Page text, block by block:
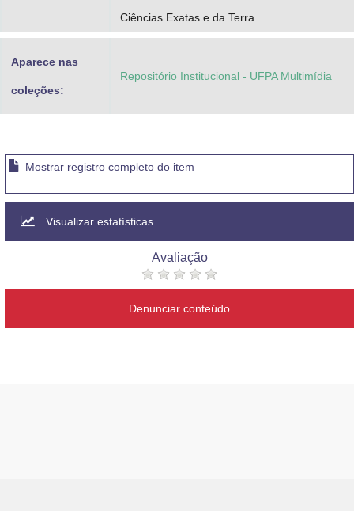
Ciências Exatas e da Terra
Aparece nas
coleções:
Repositório Institucional - UFPA Multimídia
Mostrar registro completo do item
Visualizar estatísticas
Avaliação
Denunciar conteúdo